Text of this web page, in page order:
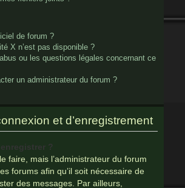
de forum ?
X n’est pas disponible ?
ou les questions légales concernant ce
un administrateur du forum ?
et d’enregistrement
?
faire, mais l’administrateur du forum
forums afin qu’il soit nécessaire de
des messages. Par ailleurs,